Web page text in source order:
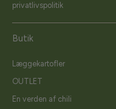
privatlivspolitik
Butik
Læggekartofler
OUTLET
En verden af chili